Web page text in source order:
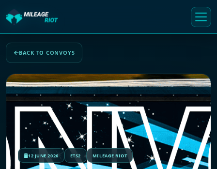
BACK TO CONVOYS
12 JUNE 2026 ETS2 MILEAGE RIOT